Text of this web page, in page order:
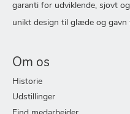
garanti for udviklende, sjovt
unikt design til glæde og gavn
Om os
Historie
Udstillinger